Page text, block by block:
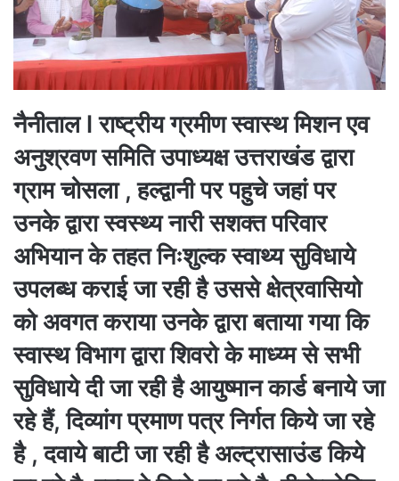
नैनीताल l राष्ट्रीय ग्रमीण स्वास्थ मिशन एव
अनुश्रवण समिति उपाध्यक्ष उत्तराखंड द्वारा
ग्राम चोसला , हल्द्वानी पर पहुचे जहां पर
उनके द्वारा स्वस्थ्य नारी सशक्त परिवार
अभियान के तहत निःशुल्क स्वाथ्य सुविधाये
उपलब्ध कराई जा रही है उससे क्षेत्रवासियो
को अवगत कराया उनके द्वारा बताया गया कि
स्वास्थ विभाग द्वारा शिवरो के माध्य्म से सभी
सुविधाये दी जा रही है आयुष्मान कार्ड बनाये जा
रहे हैं, दिव्यांग प्रमाण पत्र निर्गत किये जा रहे
है , दवाये बाटी जा रही है अल्ट्रासाउंड किये